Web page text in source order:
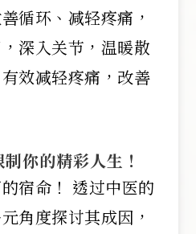
循环、减轻疼痛，
深入关节，温暖散
效减轻疼痛，改善
你的精彩人生！
宿命！ 透过中医的
角度探讨其成因，